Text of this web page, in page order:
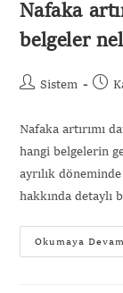
Nafaka
belgeler
Sistem
Nafaka artırımı
hangi belgelerin
ayrılık
hakkında detaylı
Okumaya